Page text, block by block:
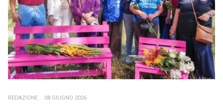
REDAZIONE 08 GIUGNO 2026